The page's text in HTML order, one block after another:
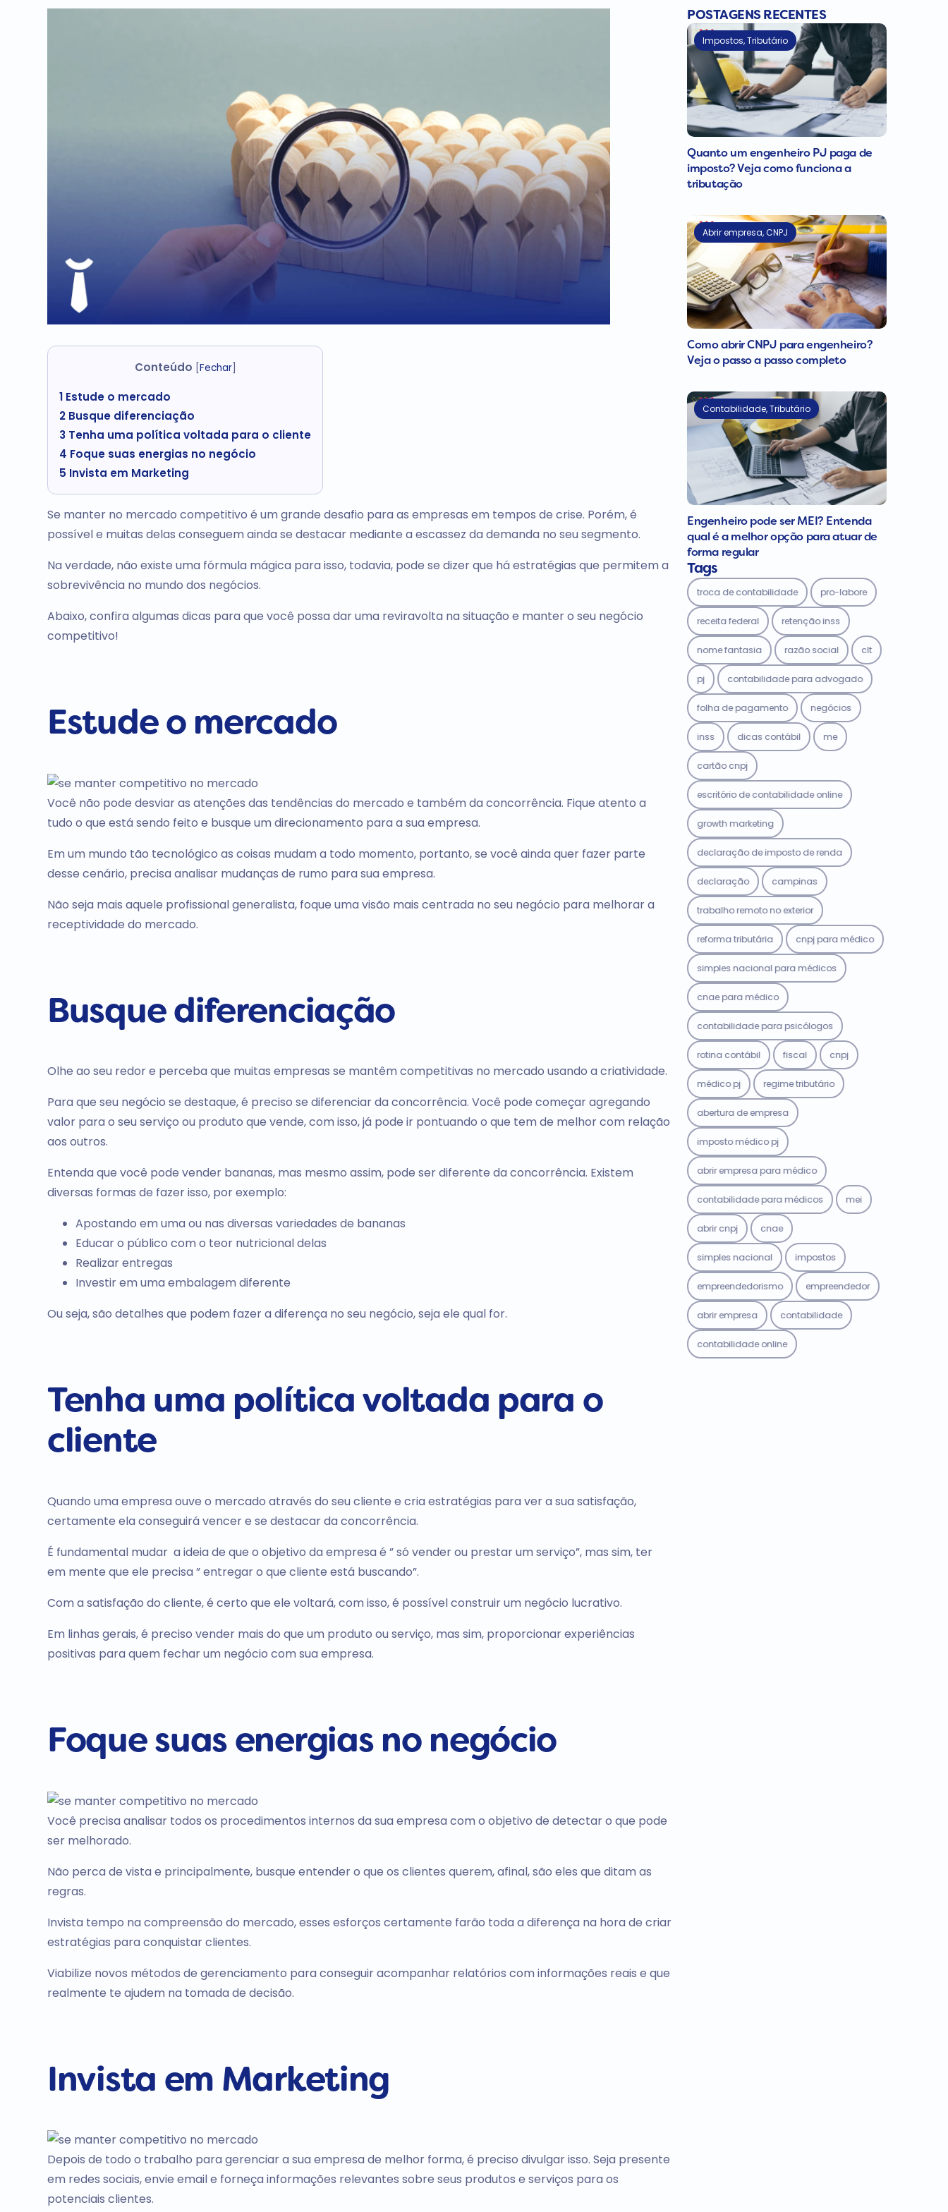
Conteúdo [Fechar]
1 Estude o mercado
2 Busque diferenciação
3 Tenha uma política voltada para o cliente
4 Foque suas energias no negócio
5 Invista em Marketing
Se manter no mercado competitivo é um grande desafio para as empresas em tempos de crise. Porém, é
possível e muitas delas conseguem ainda se destacar mediante a escassez da demanda no seu segmento.
Na verdade, não existe uma fórmula mágica para isso, todavia, pode se dizer que há estratégias que permitem a
sobrevivência no mundo dos negócios.
Abaixo, confira algumas dicas para que você possa dar uma reviravolta na situação e manter o seu negócio
competitivo!
Estude o mercado
Você não pode desviar as atenções das tendências do mercado e também da concorrência. Fique atento a
tudo o que está sendo feito e busque um direcionamento para a sua empresa.
Em um mundo tão tecnológico as coisas mudam a todo momento, portanto, se você ainda quer fazer parte
desse cenário, precisa analisar mudanças de rumo para sua empresa.
Não seja mais aquele profissional generalista, foque uma visão mais centrada no seu negócio para melhorar a
receptividade do mercado.
Busque diferenciação
Olhe ao seu redor e perceba que muitas empresas se mantêm competitivas no mercado usando a criatividade.
Para que seu negócio se destaque, é preciso se diferenciar da concorrência. Você pode começar agregando
valor para o seu serviço ou produto que vende, com isso, já pode ir pontuando o que tem de melhor com relação
aos outros.
Entenda que você pode vender bananas, mas mesmo assim, pode ser diferente da concorrência. Existem
diversas formas de fazer isso, por exemplo:
Apostando em uma ou nas diversas variedades de bananas
Educar o público com o teor nutricional delas
Realizar entregas
Investir em uma embalagem diferente
Ou seja, são detalhes que podem fazer a diferença no seu negócio, seja ele qual for.
Tenha uma política voltada para o
cliente
Quando uma empresa ouve o mercado através do seu cliente e cria estratégias para ver a sua satisfação,
certamente ela conseguirá vencer e se destacar da concorrência.
É fundamental mudar a ideia de que o objetivo da empresa é ” só vender ou prestar um serviço”, mas sim, ter
em mente que ele precisa ” entregar o que cliente está buscando”.
Com a satisfação do cliente, é certo que ele voltará, com isso, é possível construir um negócio lucrativo.
Em linhas gerais, é preciso vender mais do que um produto ou serviço, mas sim, proporcionar experiências
positivas para quem fechar um negócio com sua empresa.
Foque suas energias no negócio
Você precisa analisar todos os procedimentos internos da sua empresa com o objetivo de detectar o que pode
ser melhorado.
Não perca de vista e principalmente, busque entender o que os clientes querem, afinal, são eles que ditam as
regras.
Invista tempo na compreensão do mercado, esses esforços certamente farão toda a diferença na hora de criar
estratégias para conquistar clientes.
Viabilize novos métodos de gerenciamento para conseguir acompanhar relatórios com informações reais e que
realmente te ajudem na tomada de decisão.
Invista em Marketing
Depois de todo o trabalho para gerenciar a sua empresa de melhor forma, é preciso divulgar isso. Seja presente
em redes sociais, envie email e forneça informações relevantes sobre seus produtos e serviços para os
potenciais clientes.
POSTAGENS RECENTES
Impostos,Tributário
Quanto um engenheiro PJ paga de
imposto? Veja como funciona a
tributação
Abrir empresa,CNPJ
Como abrir CNPJ para engenheiro?
Veja o passo a passo completo
Contabilidade,Tributário
Engenheiro pode ser MEI? Entenda
qual é a melhor opção para atuar de
forma regular
Tags
troca de contabilidade pro-labore
receita federal retenção inss
nome fantasia razão social clt
pj contabilidade para advogado
folha de pagamento negócios
inss dicas contábil me
cartão cnpj
escritório de contabilidade online
growth marketing
declaração de imposto de renda
declaração campinas
trabalho remoto no exterior
reforma tributária cnpj para médico
simples nacional para médicos
cnae para médico
contabilidade para psicólogos
rotina contábil fiscal cnpj
médico pj regime tributário
abertura de empresa
imposto médico pj
abrir empresa para médico
contabilidade para médicos mei
abrir cnpj cnae
simples nacional impostos
empreendedorismo empreendedor
abrir empresa contabilidade
contabilidade online